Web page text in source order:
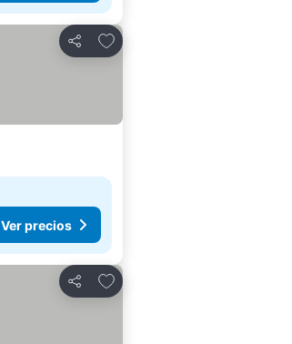
Compartir
Añadir a favoritos
Ver precios
Compartir
Añadir a favoritos